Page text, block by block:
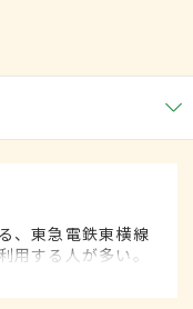
、東急電鉄東横線
用する人が多い。
などの教育機関、
街もある。